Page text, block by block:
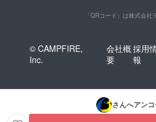
「QRコード」は株式会社
© CAMPFIRE,
Inc.
会社概
要
採用
報
さんへアン